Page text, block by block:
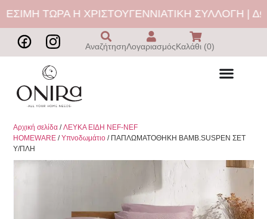
ΤΩΡΑ Η ΧΡΙΣΤΟΥΓΕΝΝΙΑΤΙΚΗ ΣΥΛΛΟΓΗ |
ΑναζήτησηΛογαριασμόςΚαλάθι (0)
Αρχική σελίδα /ΛΕΥΚΑ ΕΙΔΗ NEF-NEF
HOMEWARE /Υπνοδωμάτιο / ΠΑΠΛΩΜΑΤΟΘΗΚΗ ΒΑΜΒ.SUSPEN ΣΕΤ
Υ/ΠΛΗ